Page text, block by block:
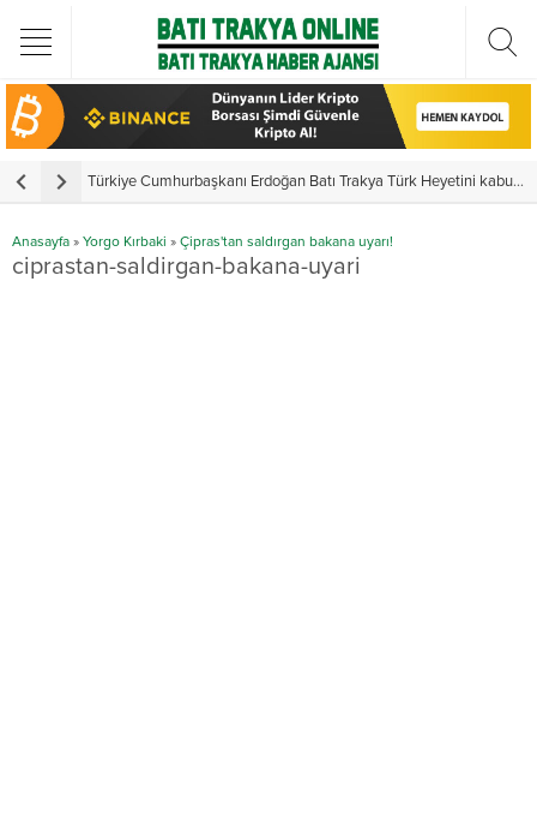
Türkiye Cumhurbaşkanı Erdoğan Batı Trakya Türk Heyetini kabul etti
Anasayfa » Yorgo Kırbaki » Çipras'tan saldırgan bakana uyarı!
ciprastan-saldirgan-bakana-uyari